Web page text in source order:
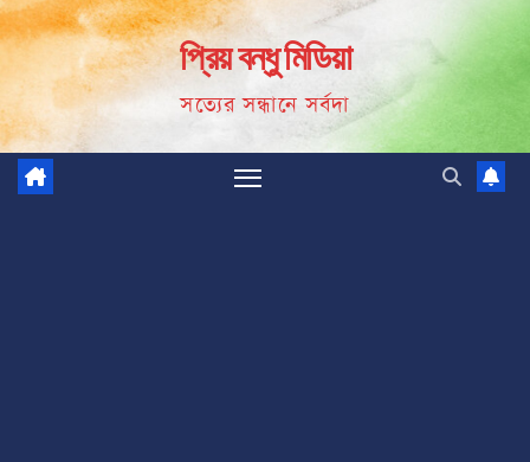
Skip
to
content
প্রিয় বন্ধু মিডিয়া
সত্যের সন্ধানে সর্বদা